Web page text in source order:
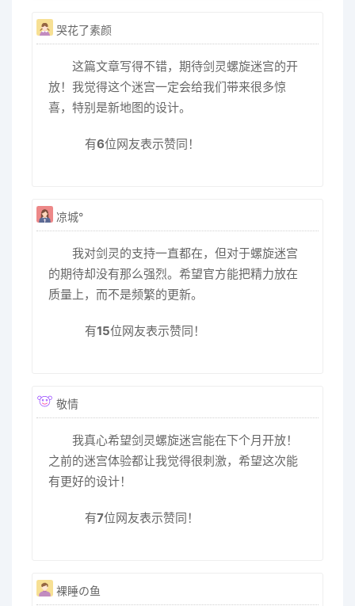
哭花了素颜
这篇文章写得不错，期待剑灵螺旋迷宫的开
放！我觉得这个迷宫一定会给我们带来很多惊
喜，特别是新地图的设计。
有6位网友表示赞同！
凉城°
我对剑灵的支持一直都在，但对于螺旋迷宫
的期待却没有那么强烈。希望官方能把精力放在
质量上，而不是频繁的更新。
有15位网友表示赞同！
敬情
我真心希望剑灵螺旋迷宫能在下个月开放！
之前的迷宫体验都让我觉得很刺激，希望这次能
有更好的设计！
有7位网友表示赞同！
裸睡の鱼